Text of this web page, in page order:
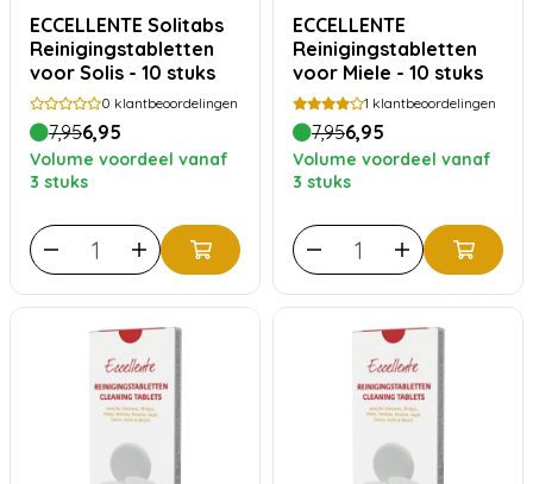
ECCELLENTE Solitabs
Reinigingstabletten
voor Solis - 10 stuks
0 klantbeoordelingen
7,956,95
Volume voordeel vanaf
3 stuks
ECCELLENTE
Reinigingstabletten
voor Miele - 10 stuks
1 klantbeoordelingen
7,956,95
Volume voordeel vanaf
3 stuks